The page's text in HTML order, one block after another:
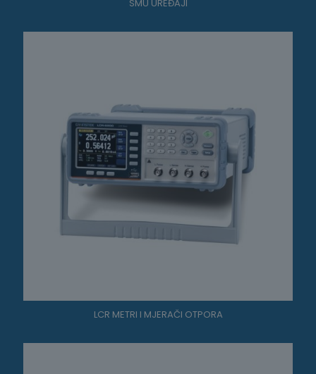
SMU UREĐAJI
LCR METRI I MJERAČI OTPORA